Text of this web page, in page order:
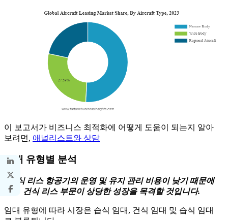
이 보고서가 비즈니스 최적화에 어떻게 도움이 되는지 알아
보려면, 애널리스트와 상담
임대 유형별 분석
건식 리스 항공기의 운영 및 유지 관리 비용이 낮기 때문에
건식 리스 부문이 상당한 성장을 목격할 것입니다.
임대 유형에 따라 시장은 습식 임대, 건식 임대 및 습식 임대